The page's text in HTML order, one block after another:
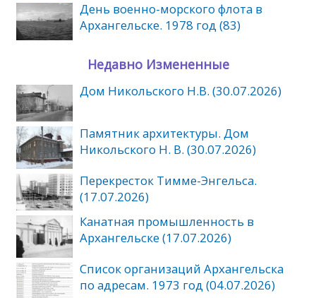
День военно-морского флота в
Архангельске. 1978 год (83)
Недавно Измененные
Дом Никольского Н.В. (30.07.2026)
Памятник архитектуры. Дом
Никольского Н. В. (30.07.2026)
Перекресток Тимме-Энгельса.
(17.07.2026)
Канатная промышленность в
Архангельске (17.07.2026)
Список организаций Архангельска
по адресам. 1973 год (04.07.2026)